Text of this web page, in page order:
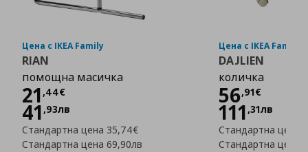
Цена с IKEA Family
RIAN
помощна масичка
21 ,44€
Цена
41 ,93лв
Стандартна цена 35,74€
Стандартна цена 69,90лв
Цена с IKEA Family
DAJLIEN
количка
56,91€
Цена
111 ,31лв
Стандартна цена
Стандартна цена